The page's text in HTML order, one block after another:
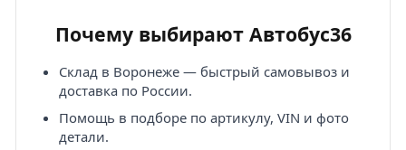
Почему выбирают Автобус36
Склад в Воронеже — быстрый самовывоз и
доставка по России.
Помощь в подборе по артикулу, VIN и фото
детали.